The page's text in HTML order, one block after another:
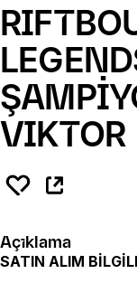
VIKTOR
Açıklama
SATIN ALIM